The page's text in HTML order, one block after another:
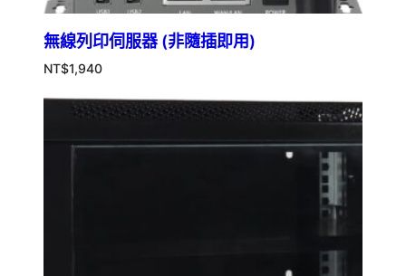
無線列印伺服器 (非隨插即用)
NT$1,940